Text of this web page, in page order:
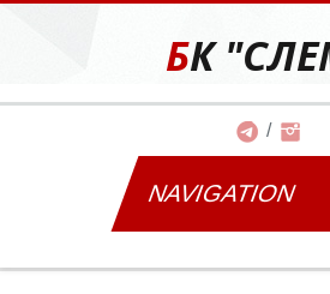
БК
NAVIGATION